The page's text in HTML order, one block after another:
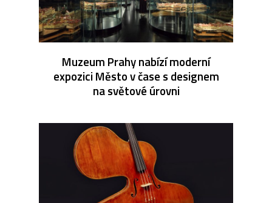
Muzeum Prahy nabízí moderní
expozici Město v čase s designem
na světové úrovni